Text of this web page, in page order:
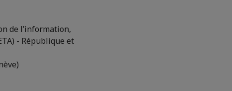
de l’information,
- République et